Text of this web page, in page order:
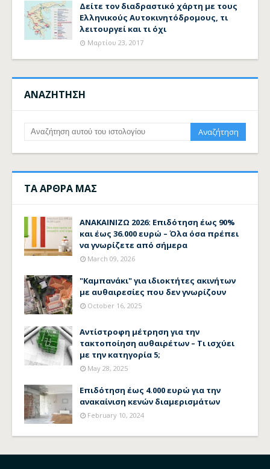
Δείτε τον διαδραστικό χάρτη με τους
Ελληνικούς Αυτοκινητόδρομους, τι
λειτουργεί και τι όχι
Μαρτίου 23, 2017
ΑΝΑΖΗΤΗΣΗ
ΤΑ ΑΡΘΡΑ ΜΑΣ
ΑΝΑΚΑΙΝΙΖΩ 2026: Επιδότηση έως 90%
και έως 36.000 ευρώ – Όλα όσα πρέπει
να γνωρίζετε από σήμερα
March 09, 2026
"Καμπανάκι" για ιδιοκτήτες ακινήτων
με αυθαιρεσίες που δεν γνωρίζουν
October 16, 2025
Αντίστροφη μέτρηση για την
τακτοποίηση αυθαιρέτων – Τι ισχύει
με την κατηγορία 5;
May 28, 2025
Επιδότηση έως 4.000 ευρώ για την
ανακαίνιση κενών διαμερισμάτων
February 10, 2024